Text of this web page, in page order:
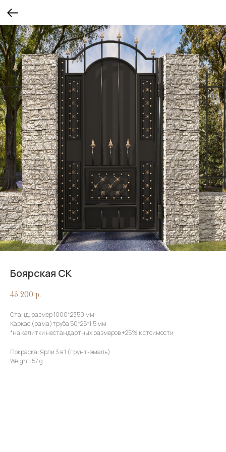
Боярская СК
45 200 р.
Станд. размер 1000*2350 мм
Каркас (рама)труба 50*25*1,5 мм
*на калитки нестандартных размеров +25% к стоимости
Покраска: Ярли 3 в 1 (грунт-эмаль)
Weight: 57 g